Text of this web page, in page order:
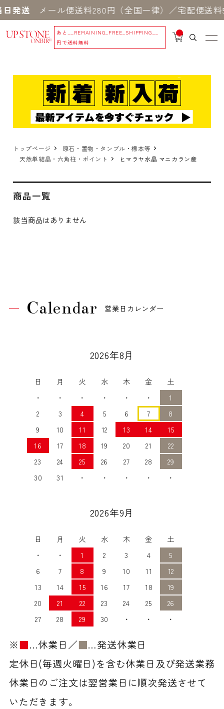
発送メール便送料280円（全国一律）／宅配便送
あと
__REMAINING_FREE_SHIPPING__
円で送料無料
__
IT
_
トップページ
原石・置物・タンブル・標本等
天然単結晶・六角柱・ポイント
ヒマラヤ水晶 マニカラン産
商品一覧
該当商品はありません
Calendar 営業日カレンダー
2026年8月
日 月 火 水 木 金
土
・
・ ・ ・ ・ ・
1
2
3 4 5 6 7
8
9
10 11 12 13 14
15
16
17 18 19 20 21
22
23
24 25 26 27 28
29
30
31 ・ ・ ・ ・ ・
2026年9月
日 月 火 水 木 金
土
・
・ 1 2 3 4
5
6
7 8 9 10 11
12
13
14 15 16 17 18
19
20
21 22 23 24 25
26
27
28 29 30 ・ ・ ・
※■…休業日／■…発送休業日
定休日(毎週火曜日)を含む休業日及び発送業務
休業日のご注文は翌営業日に順次発送させて
いただきます。